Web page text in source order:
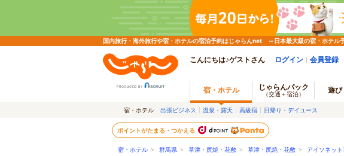
国内旅行・海外旅行や宿・ホテルの宿泊予約はじゃらんnet ～日本最大級の宿・ホテル
こんにちは♪ゲストさん ログイン 会員登録
宿・ホテル じゃらんパック
（交通＋宿泊） 遊び
宿・ホテル 出張ビジネス 温泉・露天 高級宿 日帰り・デイユース
ポイントがたまる・つかえる
宿・ホテル > 群馬県 > 草津・尻焼・花敷 > 草津・尻焼・花敷 > アイソネット